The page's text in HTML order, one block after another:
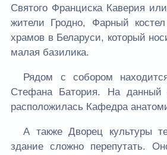
Святого Франциска Каверия
жители Гродно, Фарный
храмов в Беларуси, который
малая базилика.
Рядом с собором
Стефана Батория. На
расположилась Кафедра
А также Дворец культуры
здание сложно перепутать.